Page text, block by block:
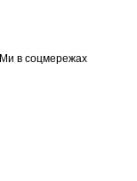
Ми в соцмережах